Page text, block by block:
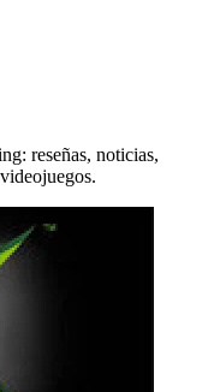
reseñas, noticias,